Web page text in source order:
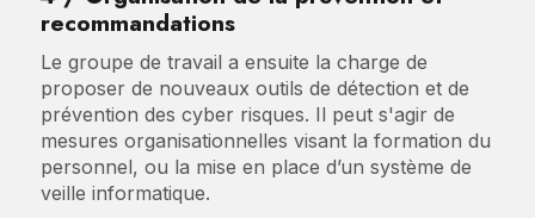
recommandations
Le groupe de travail a ensuite la charge de
proposer de nouveaux outils de détection et de
prévention des cyber risques. Il peut s'agir de
mesures organisationnelles visant la formation du
personnel, ou la mise en place d’un système de
veille informatique.